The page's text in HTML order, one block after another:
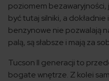
poziomem
być tutaj silniki, a
benzynowe nie pozwalają
palą, są słabsze i mają za
Tucson II generacji to
bogate wnętrze. Z kolei